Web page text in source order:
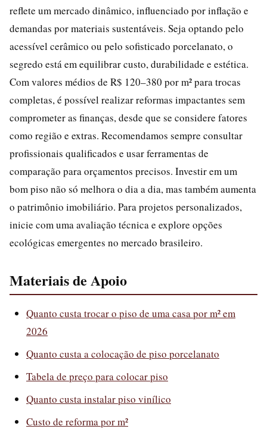
reflete um mercado dinâmico, influenciado por inflação e
demandas por materiais sustentáveis. Seja optando pelo
acessível cerâmico ou pelo sofisticado porcelanato, o
segredo está em equilibrar custo, durabilidade e estética.
Com valores médios de R$ 120–380 por m² para trocas
completas, é possível realizar reformas impactantes sem
comprometer as finanças, desde que se considere fatores
como região e extras. Recomendamos sempre consultar
profissionais qualificados e usar ferramentas de
comparação para orçamentos precisos. Investir em um
bom piso não só melhora o dia a dia, mas também aumenta
o patrimônio imobiliário. Para projetos personalizados,
inicie com uma avaliação técnica e explore opções
ecológicas emergentes no mercado brasileiro.
Materiais de Apoio
Quanto custa trocar o piso de uma casa por m² em
2026
Quanto custa a colocação de piso porcelanato
Tabela de preço para colocar piso
Quanto custa instalar piso vinílico
Custo de reforma por m²